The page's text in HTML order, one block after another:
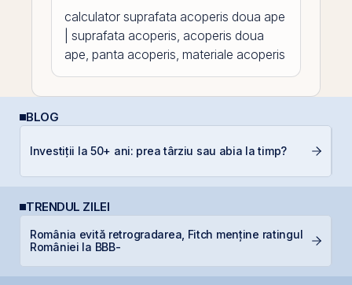
calculator suprafata acoperis doua ape
| suprafata acoperis, acoperis doua
ape, panta acoperis, materiale acoperis
BLOG
Investiții la 50+ ani: prea târziu sau abia la timp?
TRENDUL ZILEI
România evită retrogradarea, Fitch menține ratingul
României la BBB-